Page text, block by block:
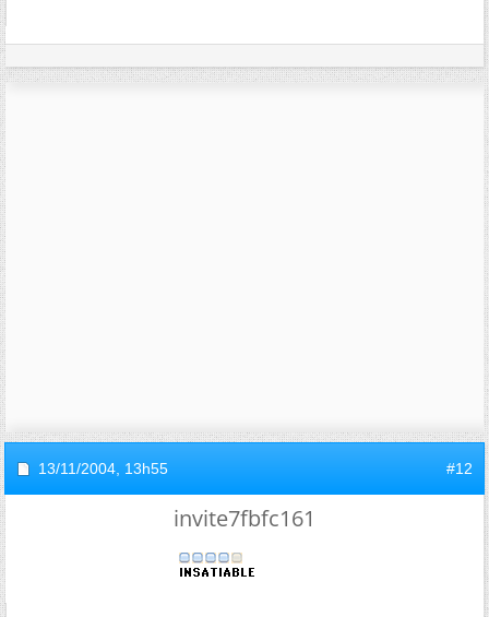
13/11/2004, 13h55 #12
invite7fbfc161